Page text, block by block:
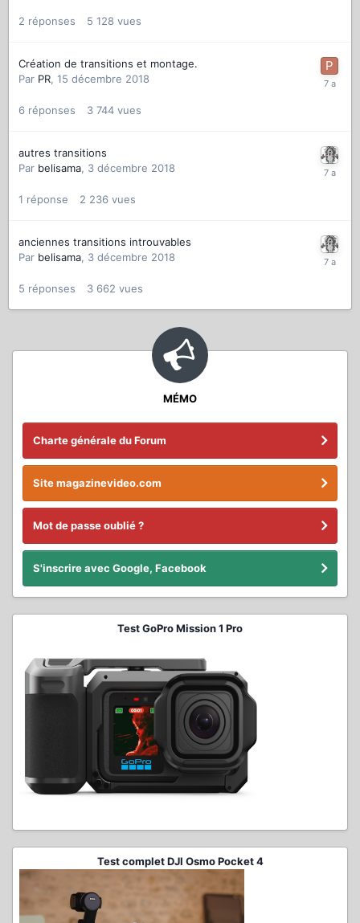
2 réponses 5 128 vues
Création de transitions et montage.
Par PR, 15 décembre 2018
6 réponses 3 744 vues
autres transitions
Par belisama, 3 décembre 2018
1 réponse 2 236 vues
anciennes transitions introuvables
Par belisama, 3 décembre 2018
5 réponses 3 662 vues
MÉMO
Charte générale du Forum
Site magazinevideo.com
Mot de passe oublié ?
S'inscrire avec Google, Facebook
Test GoPro Mission 1 Pro
Test complet DJI Osmo Pocket 4